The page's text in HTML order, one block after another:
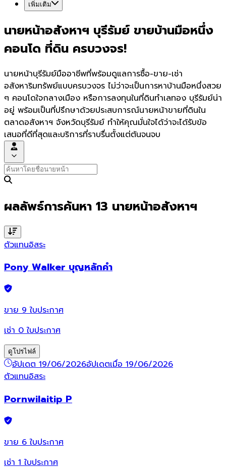
เพิ่มเติม
นายหน้าอสังหาฯ บุรีรัมย์ ขายบ้านมือหนึ่ง
คอนโด ที่ดิน ครบวงจร!
นายหน้าบุรีรัมย์มืออาชีพที่พร้อมดูแลการซื้อ-ขาย-เช่า
อสังหาริมทรัพย์แบบครบวงจร ไม่ว่าจะเป็นการหาบ้านมือหนึ่งสวย
ๆ คอนโดใจกลางเมือง หรือการลงทุนในที่ดินทำเลทอง บุรีรัมย์น่า
อยู่ พร้อมเป็นที่ปรึกษาด้วยประสบการณ์นายหน้าขายที่ดินใน
ตลาดอสังหาฯ จังหวัดบุรีรัมย์ ทำให้คุณมั่นใจได้ว่าจะได้รับข้อ
เสนอที่ดีที่สุดและบริการที่ราบรื่นตั้งแต่ต้นจนจบ
ผลลัพธ์การค้นหา 13 นายหน้าอสังหาฯ
ตัวแทนอิสระ
Pony Walker บุญหลักคำ
ขาย9ใบประกาศ
เช่า0ใบประกาศ
ดูโปรไฟล์
อัปเดต 19/06/2026อัปเดตเมื่อ 19/06/2026
ตัวแทนอิสระ
Pornwilaitip P
ขาย 6 ใบประกาศ
เช่า 1 ใบประกาศ